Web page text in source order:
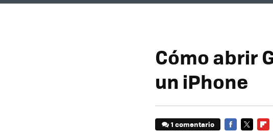
Cómo abrir
un iPhone
1 comentario